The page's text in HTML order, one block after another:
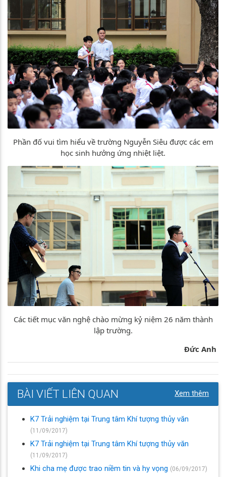
Phần đố vui tìm hiểu về trường Nguyễn Siêu được các em
học sinh hưởng ứng nhiệt liệt.
Các tiết mục văn nghệ chào mừng kỷ niệm 26 năm thành
lập trường.
Đức Anh
BÀI VIẾT LIÊN QUAN Xem thêm
K7 Trải nghiệm tại Trung tâm Khí tượng thủy văn
(11/09/2017)
K7 Trải nghiệm tại Trung tâm Khí tượng thủy văn
(11/09/2017)
Khi cha mẹ được trao niềm tin và hy vọng (06/09/2017)